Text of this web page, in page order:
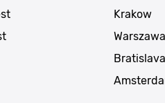
Krakow
Warszawa
Bratislava